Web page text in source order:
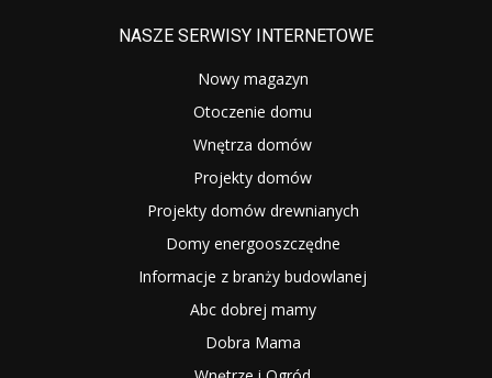
NASZE SERWISY INTERNETOWE
Nowy magazyn
Otoczenie domu
Wnętrza domów
Projekty domów
Projekty domów drewnianych
Domy energooszczędne
Informacje z branży budowlanej
Abc dobrej mamy
Dobra Mama